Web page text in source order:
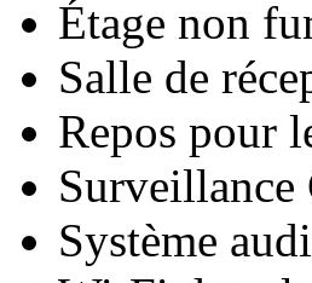
Étage non
Salle de
Repos pour
Surveillance
Système